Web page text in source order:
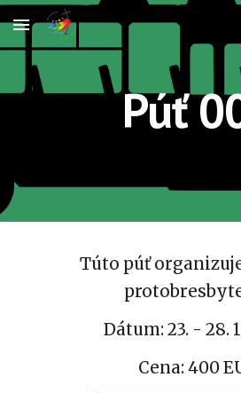
Skip to main content
Púť
Túto púť
Dátum: 23. - 28.
Cena: 400